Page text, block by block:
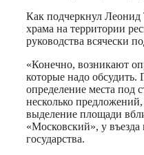
Как подчеркнул Леонид
храма на территории
руководства всячески
«Конечно, возникают
которые надо обсудить.
определение места под
несколько
выделение площади
«Московский», у въезда
государства.